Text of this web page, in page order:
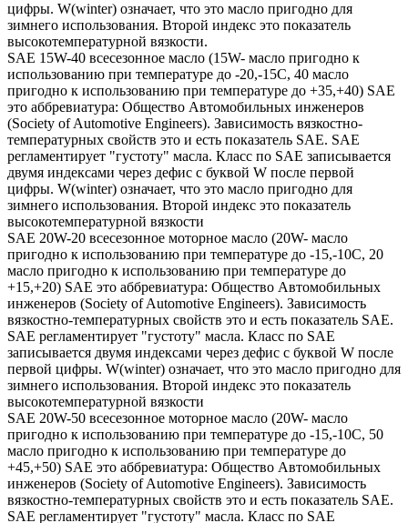
цифры. W(winter) означает, что это масло пригодно для
зимнего использования. Второй индекс это показатель
высокотемпературной вязкости.
SAE 15W-40 всесезонное масло (15W- масло пригодно к
использованию при температуре до -20,-15С, 40 масло
пригодно к использованию при температуре до +35,+40) SAE
это аббревиатура: Общество Автомобильных инженеров
(Society of Automotive Engineers). Зависимость вязкостно-
температурных свойств это и есть показатель SAE. SAE
регламентирует "густоту" масла. Класс по SAE записывается
двумя индексами через дефис с буквой W после первой
цифры. W(winter) означает, что это масло пригодно для
зимнего использования. Второй индекс это показатель
высокотемпературной вязкости
SAE 20W-20 всесезонное моторное масло (20W- масло
пригодно к использованию при температуре до -15,-10С, 20
масло пригодно к использованию при температуре до
+15,+20) SAE это аббревиатура: Общество Автомобильных
инженеров (Society of Automotive Engineers). Зависимость
вязкостно-температурных свойств это и есть показатель SAE.
SAE регламентирует "густоту" масла. Класс по SAE
записывается двумя индексами через дефис с буквой W после
первой цифры. W(winter) означает, что это масло пригодно для
зимнего использования. Второй индекс это показатель
высокотемпературной вязкости
SAE 20W-50 всесезонное моторное масло (20W- масло
пригодно к использованию при температуре до -15,-10С, 50
масло пригодно к использованию при температуре до
+45,+50) SAE это аббревиатура: Общество Автомобильных
инженеров (Society of Automotive Engineers). Зависимость
вязкостно-температурных свойств это и есть показатель SAE.
SAE регламентирует "густоту" масла. Класс по SAE